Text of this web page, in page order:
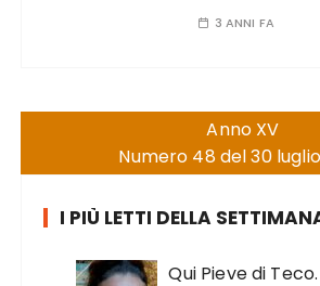
3 ANNI FA
Anno XV
Numero 48 del 30
I PIÙ LETTI DELLA
Qui Pieve di